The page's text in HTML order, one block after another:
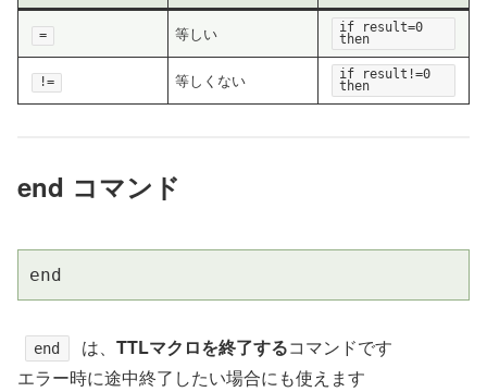
= 等しい if result=0
then
!= 等しくない if result!=0
then
end コマンド
end
end は、 TTLマクロを終了するコマンドです
エラー時に途中終了したい場合にも使えます